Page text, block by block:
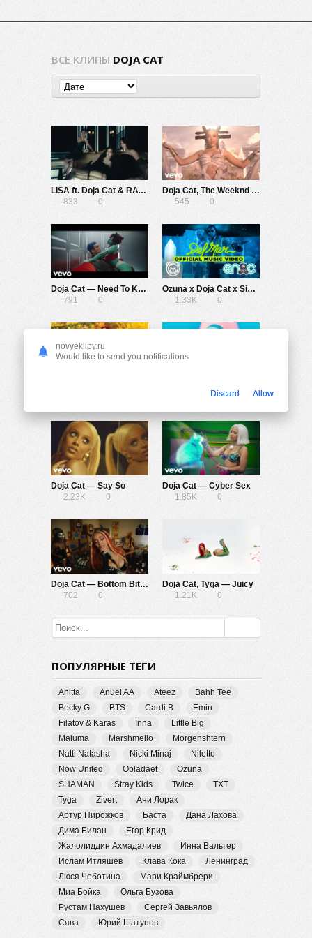
ВСЕ КЛИПЫ DOJA CAT
LISA ft. Doja Cat & RAYE — Born Again
833
0
Doja Cat, The Weeknd — You Right
545
0
Doja Cat — Need To Know
791
0
Ozuna x Doja Cat x Sia — Del Mar
1.33K
0
0
Doja Cat — Say So
2.23K
0
Doja Cat — Cyber Sex
1.85K
0
Doja Cat — Bottom Bitch
702
0
Doja Cat, Tyga — Juicy
1.21K
0
ПОПУЛЯРНЫЕ ТЕГИ
Anitta Anuel AA Ateez
Bahh Tee
Becky G
BTS Cardi B
Emin
Filatov & Karas
Inna
Little Big
Maluma
Marshmello
Morgenshtern
Natti Natasha
Nicki Minaj
Niletto
Now United
Obladaet
Ozuna
SHAMAN
Stray Kids Twice
TXT
Tyga
Zivert
Ани Лорак
Артур Пирожков
Баста
Дана Лахова
Дима Билан
Егор Крид
Жалолиддин Ахмадалиев
Инна Вальтер
Ислам Итляшев
Клава Кока
Ленинград
Люся Чеботина
Мари Краймбрери
Миа Бойка
Ольга Бузова
Рустам Нахушев
Сергей Завьялов
Сява
Юрий Шатунов
novyeklipy.ru
Would like to send you notifications
Discard Allow